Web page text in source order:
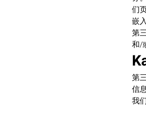
们
嵌
第
和/
第
信
我